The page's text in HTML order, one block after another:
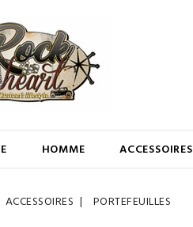
HOMME ACCESSOIRES
ACCESSOIRES PORTEFEUILLES